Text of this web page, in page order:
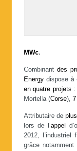
MWc.
Combinant des
Energy dispose à
en quatre projets :
Mortella (Corse), 7
Attributaire deplus
lors de l’appel
2012,
grâce